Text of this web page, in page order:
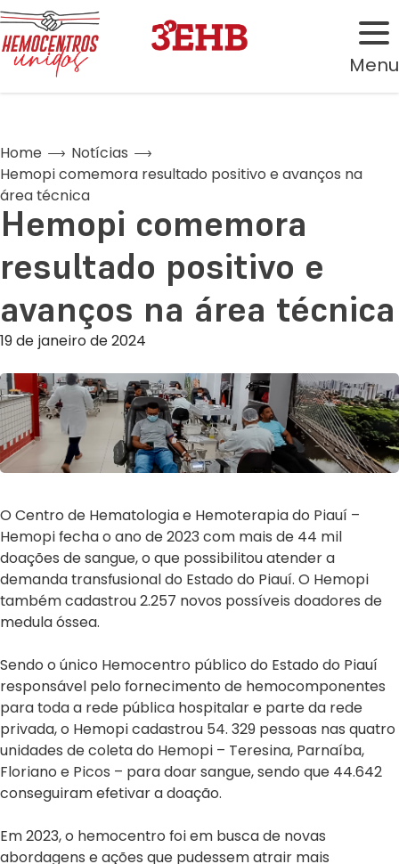
Menu
Home
Notícias
Hemopi comemora resultado positivo e avanços na
área técnica
Hemopi comemora
resultado positivo e
avanços na área técnica
19 de janeiro de 2024
O Centro de Hematologia e Hemoterapia do Piauí –
Hemopi fecha o ano de 2023 com mais de 44 mil
doações de sangue, o que possibilitou atender a
demanda transfusional do Estado do Piauí. O Hemopi
também cadastrou 2.257 novos possíveis doadores de
medula óssea.
Sendo o único Hemocentro público do Estado do Piauí
responsável pelo fornecimento de hemocomponentes
para toda a rede pública hospitalar e parte da rede
privada, o Hemopi cadastrou 54. 329 pessoas nas quatro
unidades de coleta do Hemopi – Teresina, Parnaíba,
Floriano e Picos – para doar sangue, sendo que 44.642
conseguiram efetivar a doação.
Em 2023, o hemocentro foi em busca de novas
abordagens e ações que pudessem atrair mais